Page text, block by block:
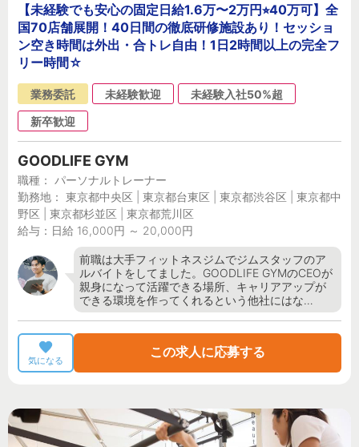
【未経験でも安心の固定日給1.6万〜2万円⭐︎40万可】全
国70店舗展開！40日間の徹底研修施設あり！セッショ
ン空き時間は外出・合トレ自由！1日2時間以上の完全フ
リー時間☆
業務委託 未経験歓迎
未経験入社50%超
新卒歓迎
GOODLIFE GYM
職種： パーソナルトレーナー
勤務地： 東京都中央区 | 東京都台東区 | 東京都渋谷区 | 東京都中
野区 | 東京都杉並区 | 東京都荒川区
給与：日給 16,000円 ～ 20,000円
前職は大手フィットネスジムでジムスタッフのア
ルバイトをしてました。GOODLIFE GYMのCEOが
親身になって活躍できる場所、キャリアアップが
できる環境を作ってくれるという他社にはな…
気になる
この求人に応募する